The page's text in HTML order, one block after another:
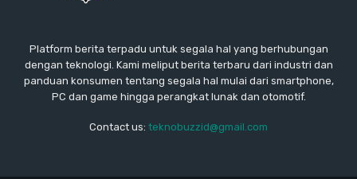
Platform berita terpadu untuk segala hal yang berhubungan
dengan teknologi. Kami meliput berita terbaru dari industri dan
panduan konsumen tentang segala hal mulai dari smartphone,
PC dan game hingga perangkat lunak dan otomotif.
Contact us: teknobuzzid@gmail.com